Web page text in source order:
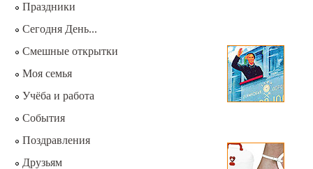
Праздники
Сегодня День...
Смешные открытки
Моя семья
Учёба и работа
События
Поздравления
Друзьям